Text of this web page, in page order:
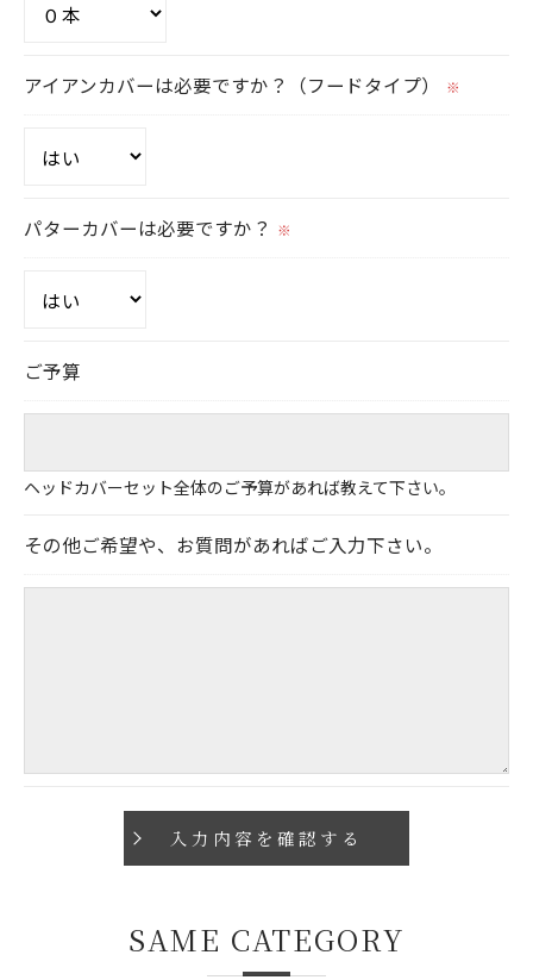
アイアンカバーは必要ですか？（フードタイプ） ※
パターカバーは必要ですか？ ※
ご予算
ヘッドカバーセット全体のご予算があれば教えて下さい。
その他ご希望や、お質問があればご入力下さい。
SAME CATEGORY